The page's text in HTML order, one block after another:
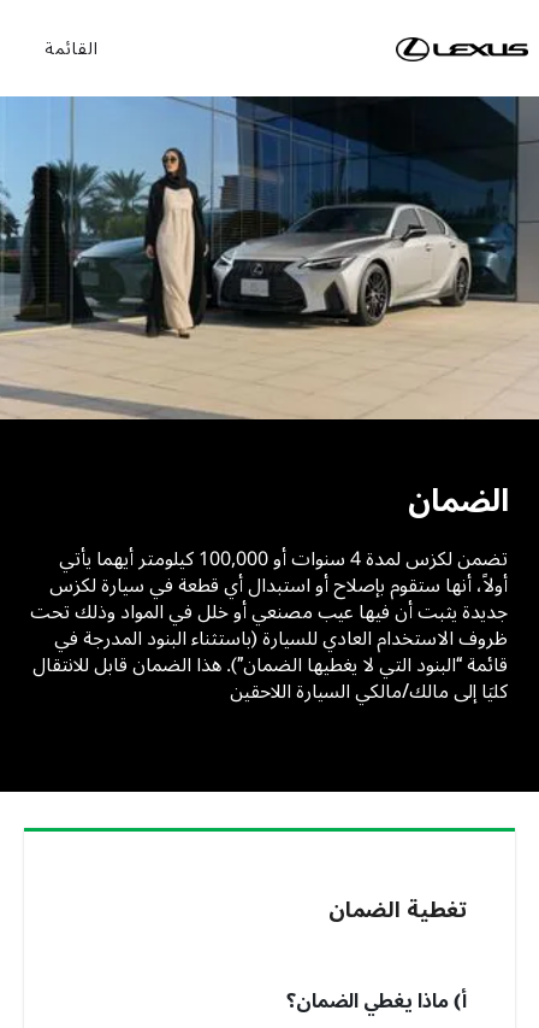
القائمة
الضمان
تضمن لكزس لمدة 4 سنوات أو 100,000 كيلومتر أيهما يأتي
أولاً، أنها ستقوم بإصلاح أو استبدال أي قطعة في سيارة لكزس
جديدة يثبت أن فيها عيب مصنعي أو خلل في المواد وذلك تحت
ظروف الاستخدام العادي للسيارة (باستثناء البنود المدرجة في
قائمة “البنود التي لا يغطيها الضمان”). هذا الضمان قابل للانتقال
كليَا إلى مالك/مالكي السيارة اللاحقين
تغطية الضمان
أ) ماذا يغطي الضمان؟